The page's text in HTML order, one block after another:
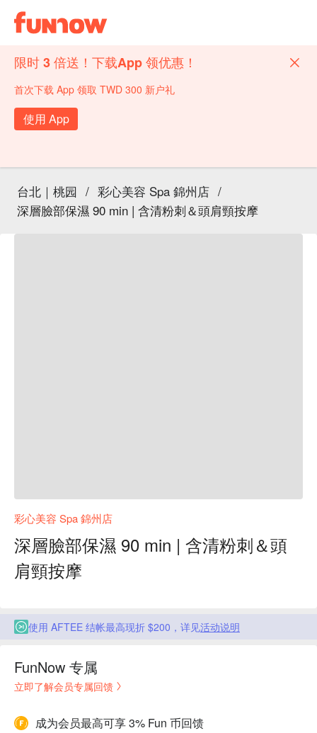
限时 3 倍送！下载App 领优惠！
首次下载 App 领取 TWD 300 新户礼
使用 App
台北｜桃园 / 彩心美容 Spa 錦州店 /
深層臉部保濕 90 min | 含清粉刺＆頭肩頸按摩
彩心美容 Spa 錦州店
深層臉部保濕 90 min | 含清粉刺＆頭
肩頸按摩
使用 AFTEE 结帐最高现折 $200，详见活动说明
FunNow 专属
立即了解会员专属回馈
成为会员最高可享 3% Fun 币回馈